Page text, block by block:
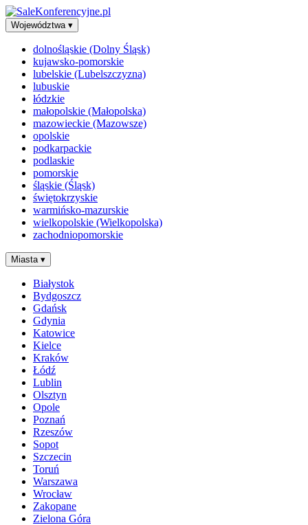
Województwa ▾
dolnośląskie (Dolny Śląsk)
kujawsko-pomorskie
lubelskie (Lubelszczyzna)
lubuskie
łódzkie
małopolskie (Małopolska)
mazowieckie (Mazowsze)
opolskie
podkarpackie
podlaskie
pomorskie
śląskie (Śląsk)
świętokrzyskie
warmińsko-mazurskie
wielkopolskie (Wielkopolska)
zachodniopomorskie
Miasta ▾
Białystok
Bydgoszcz
Gdańsk
Gdynia
Katowice
Kielce
Kraków
Łódź
Lublin
Olsztyn
Opole
Poznań
Rzeszów
Sopot
Szczecin
Toruń
Warszawa
Wrocław
Zakopane
Zielona Góra